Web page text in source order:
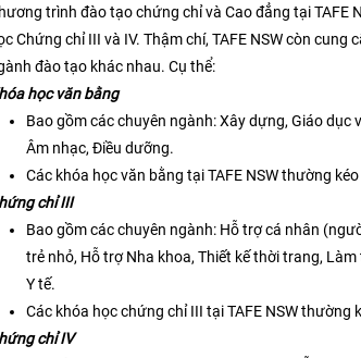
trình đào tạo chứng chỉ và Cao đẳng tại TAFE
Chứng chỉ III và IV. Thậm chí, TAFE NSW còn
đào tạo khác nhau. Cụ thể:
học văn bằng
Bao gồm các chuyên ngành: Xây dựng, Giáo dục
Âm nhạc, Điều dưỡng.
Các khóa học văn bằng tại TAFE NSW thường
chỉ III
Bao gồm các chuyên ngành: Hỗ trợ cá nhân
trẻ nhỏ, Hỗ trợ Nha khoa, Thiết kế thời trang,
Y tế.
Các khóa học chứng chỉ III tại TAFE NSW thường
chỉ IV